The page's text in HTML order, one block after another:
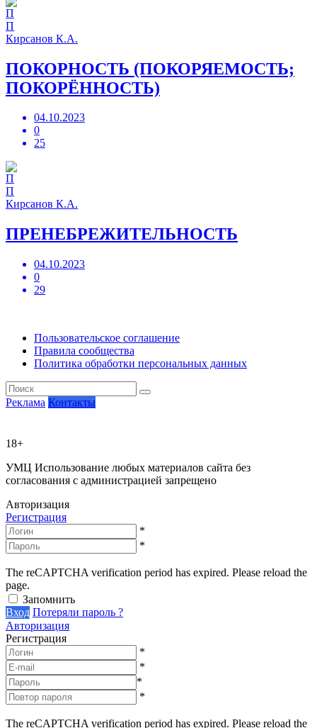
П
Кирсанов К.А.
ПОКОРНОСТЬ (ПОКОРЯЕМОСТЬ;
ПОКОРЁННОСТЬ)
04.10.2023
0
25
П
Кирсанов К.А.
ПРЕНЕБРЕЖИТЕЛЬНОСТЬ
04.10.2023
0
29
Пользовательское соглашение
Правила сообщества
Политика обработки персональных данных
Реклама Контакты
18+
УМЦ Использование любых материалов сайта без
согласования с администрацией запрещено
Авторизация
Регистрация
*
*
The reCAPTCHA verification period has expired. Please reload the
page.
Запомнить
Вход Потеряли пароль ?
Авторизация
Регистрация
*
*
*
*
The reCAPTCHA verification period has expired. Please reload the